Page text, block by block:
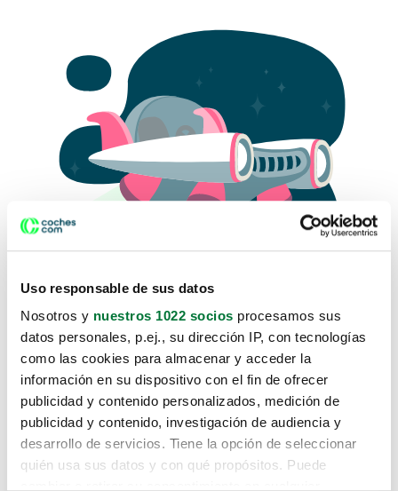
Uso responsable de sus datos
Nosotros y nuestros 1022 socios procesamos sus
datos personales, p.ej., su dirección IP, con tecnologías
como las cookies para almacenar y acceder la
información en su dispositivo con el fin de ofrecer
publicidad y contenido personalizados, medición de
publicidad y contenido, investigación de audiencia y
desarrollo de servicios. Tiene la opción de seleccionar
quién usa sus datos y con qué propósitos. Puede
Lo sentimos, no sabemos como
te hemos traido hasta aquí.
Pero puedes encontrar el coche que estás
buscando en alguno de estos enlaces: